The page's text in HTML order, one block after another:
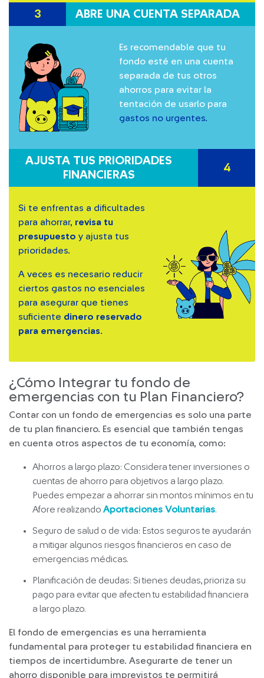
3 ABRE UNA CUENTA SEPARADA
Es recomendable que tu
fondo esté en una cuenta
separada de tus otros
ahorros para evitar la
tentación de usarlo para
gastos no urgentes.
AJUSTA TUS PRIORIDADES
FINANCIERAS
4
Si te enfrentas a dificultades
para ahorrar, revisa tu
presupuesto y ajusta tus
prioridades.
A veces es necesario reducir
ciertos gastos no esenciales
para asegurar que tienes
suficiente dinero reservado
para emergencias.
¿Cómo Integrar tu fondo de
emergencias con tu Plan Financiero?
Contar con un fondo de emergencias es solo una parte
de tu plan financiero. Es esencial que también tengas
en cuenta otros aspectos de tu economía, como:
Ahorros a largo plazo: Considera tener inversiones o
cuentas de ahorro para objetivos a largo plazo.
Puedes empezar a ahorrar sin montos mínimos en tu
Afore realizando Aportaciones Voluntarias.
Seguro de salud o de vida: Estos seguros te ayudarán
a mitigar algunos riesgos financieros en caso de
emergencias médicas.
Planificación de deudas: Si tienes deudas, prioriza su
pago para evitar que afecten tu estabilidad financiera
a largo plazo.
El fondo de emergencias es una herramienta
fundamental para proteger tu estabilidad financiera en
tiempos de incertidumbre. Asegurarte de tener un
ahorro disponible para imprevistos te permitirá